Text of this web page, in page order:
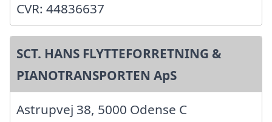
CVR: 44836637
SCT. HANS FLYTTEFORRETNING &
PIANOTRANSPORTEN ApS
Astrupvej 38, 5000 Odense C